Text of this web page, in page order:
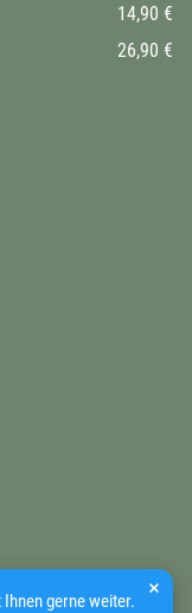
gerne weiter.
14,90 €
26,90 €